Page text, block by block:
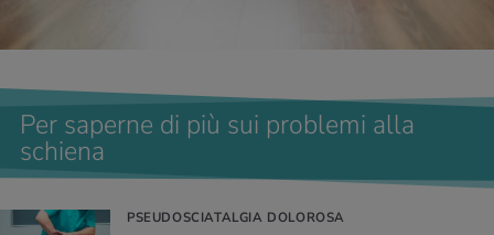
Per saperne di più sui problemi alla
schiena
PSEUDOSCIATALGIA DOLOROSA